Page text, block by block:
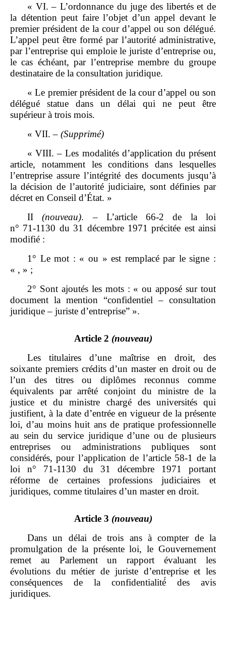
« VI. – L’ordonnance du juge des libertés et de
la détention peut faire l’objet d’un appel devant le
premier président de la cour d’appel ou son délégué.
L’appel peut être formé par l’autorité administrative,
par l’entreprise qui emploie le juriste d’entreprise ou,
le cas échéant, par l’entreprise membre du groupe
destinataire de la consultation juridique.
« Le premier président de la cour d’appel ou son
délégué statue dans un délai qui ne peut être
supérieur à trois mois.
« VII. – (Supprimé)
« VIII. – Les modalités d’application du présent
article, notamment les conditions dans lesquelles
l’entreprise assure l’intégrité des documents jusqu’à
la décision de l’autorité judiciaire, sont définies par
décret en Conseil d’État. »
II(nouveau). – L’article 66‑2 de la loi
n° 71‑1130 du 31 décembre 1971 précitée est ainsi
modifié :
1° Le mot : « ou » est remplacé par le signe :
« , » ;
2° Sont ajoutés les mots : « ou apposé sur tout
document la mention “confidentiel – consultation
juridique – juriste d’entreprise” ».
Article 2 (nouveau)
Les titulaires d’une maîtrise en droit, des
soixante premiers crédits d’un master en droit ou de
l’un des titres ou diplômes reconnus comme
équivalents par arrêté conjoint du ministre de la
justice et du ministre chargé des universités qui
justifient, à la date d’entrée en vigueur de la présente
loi, d’au moins huit ans de pratique professionnelle
au sein du service juridique d’une ou de plusieurs
entreprises ou administrations publiques sont
considérés, pour l’application de l’article 58‑1 de la
loi n° 71‑1130 du 31 décembre 1971 portant
réforme de certaines professions judiciaires et
juridiques, comme titulaires d’un master en droit.
Article 3 (nouveau)
Dans un délai de trois ans à compter de la
promulgation de la présente loi, le Gouvernement
remet au Parlement un rapport évaluant les
évolutions du métier de juriste d’entreprise et les
conséquences de la confidentialité́ des avis
juridiques.